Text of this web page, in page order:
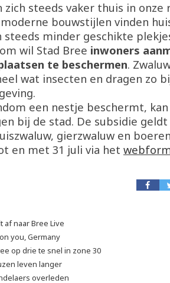
zich steeds vaker thuis in onze
bouwstijlen vinden
steeds minder geschikte
wil Stad Bree inwoners
te beschermen.
wat insecten en dragen zo
een nestje beschermt,
bij de stad. De subsidie
gierzwaluw en
en met 31 juli via het
af naar Bree Live
you, Germany
op drie te snel in zone 30
leven langer
overleden